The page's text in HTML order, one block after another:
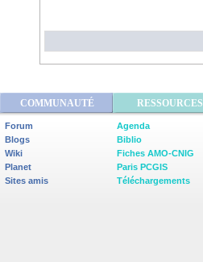
COMMUNAUTÉ RESSOURCES
Forum
Blogs
Wiki
Planet
Sites amis
Agenda
Biblio
Fiches AMO-CNIG
Paris PCGIS
Téléchargements